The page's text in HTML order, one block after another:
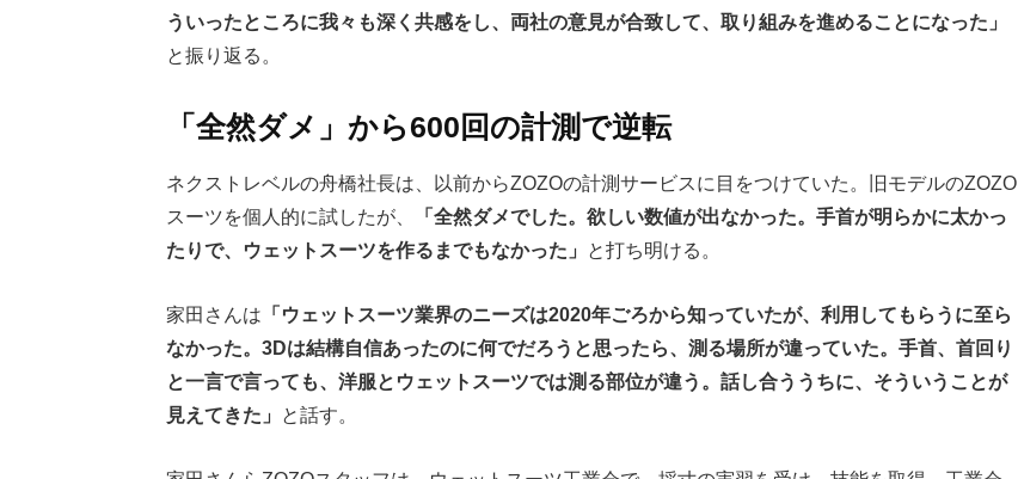
ういったところに我々も深く共感をし、両社の意見が合致して、取り組みを進めることになった」
と振り返る。
「全然ダメ」から600回の計測で逆転
ネクストレベルの舟橋社長は、以前からZOZOの計測サービスに目をつけていた。旧モデルのZOZO
スーツを個人的に試したが、
「全然ダメでした。欲しい数値が出なかった。手首が明らかに太かっ
たりで、ウェットスーツを作るまでもなかった」
と打ち明ける。
家田さんは 「ウェットスーツ業界のニーズは2020年ごろから知っていたが、利用してもらうに至ら
なかった。3Dは結構自信あったのに何でだろうと思ったら、測る場所が違っていた。手首、首回り
と一言で言っても、洋服とウェットスーツでは測る部位が違う。話し合ううちに、そういうことが
見えてきた」
と話す。